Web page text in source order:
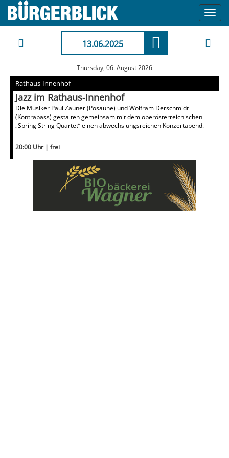
13.06.2025
Thursday, 06. August 2026
Rathaus-Innenhof
Jazz im Rathaus-Innenhof
Die Musiker Paul Zauner (Posaune) und Wolfram Derschmidt
(Kontrabass) gestalten gemeinsam mit dem oberösterreichischen
„Spring String Quartet“ einen abwechslungsreichen Konzertabend.
20:00 Uhr | frei